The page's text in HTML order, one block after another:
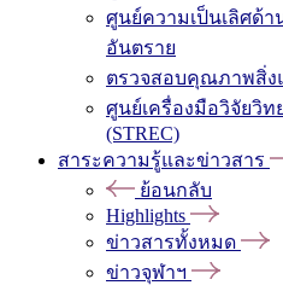
ศูนย์ความเป็นเลิศด้า
อันตราย
ตรวจสอบคุณภาพสิ่ง
ศูนย์เครื่องมือวิจัยวิท
(STREC)
สาระความรู้และข่าวสาร
ย้อนกลับ
Highlights
ข่าวสารทั้งหมด
ข่าวจุฬาฯ